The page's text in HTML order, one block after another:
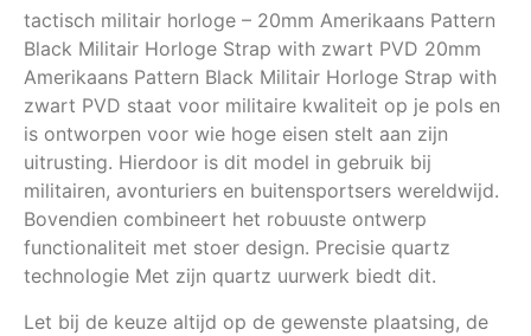
tactisch militair horloge – 20mm Amerikaans Pattern
Black Militair Horloge Strap with zwart PVD 20mm
Amerikaans Pattern Black Militair Horloge Strap with
zwart PVD staat voor militaire kwaliteit op je pols en
is ontworpen voor wie hoge eisen stelt aan zijn
uitrusting. Hierdoor is dit model in gebruik bij
militairen, avonturiers en buitensportsers wereldwijd.
Bovendien combineert het robuuste ontwerp
functionaliteit met stoer design. Precisie quartz
technologie Met zijn quartz uurwerk biedt dit.
Let bij de keuze altijd op de gewenste plaatsing, de